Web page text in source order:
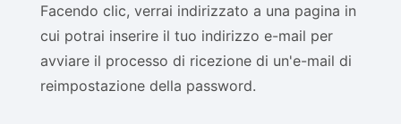
Facendo clic, verrai indirizzato a una pagina in
cui potrai inserire il tuo indirizzo e-mail per
avviare il processo di ricezione di un'e-mail di
reimpostazione della password.